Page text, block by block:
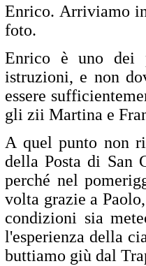
Enrico. Arriviamo
foto.
Enrico è uno dei
istruzioni, e non
essere
gli zii Martina e
A quel punto non
della Posta di San
perché nel
volta grazie a
condizioni sia
l'esperienza della
buttiamo giù dal